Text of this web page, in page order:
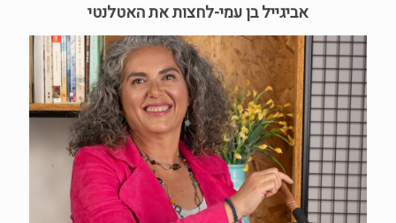
אביגייל בן עמי-לחצות את האטלנטי